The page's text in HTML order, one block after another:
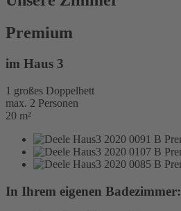
Premium
im Haus 3
1 großes Doppelbett
max. 2 Personen
20 m²
In Ihrem eigenen Badezimmer: